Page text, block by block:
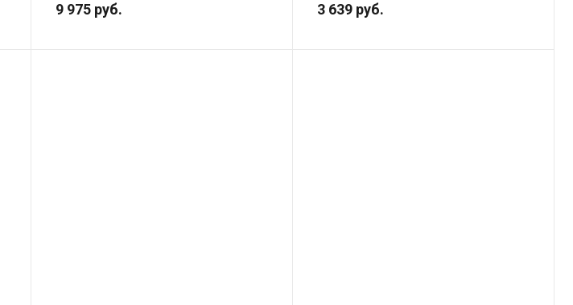
9 975 руб. 3 639 руб.